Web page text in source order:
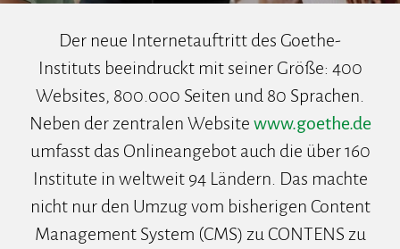
Der neue Internetauftritt des Goethe-
Instituts beeindruckt mit seiner Größe: 400
Websites, 800.000 Seiten und 80 Sprachen.
Neben der zentralen Websitewww.goethe.de
umfasst das Onlineangebot auch die über 160
Institute in weltweit 94 Ländern. Das machte
nicht nur den Umzug vom bisherigen Content
Management System (CMS) zu CONTENS zu